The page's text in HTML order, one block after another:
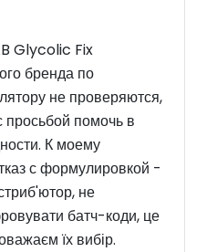
Glycolic Fix
бренда по
не проверяются,
просьбой помочь в
К моему
с формулировкой -
не
батч-коди, це
їх вибір.